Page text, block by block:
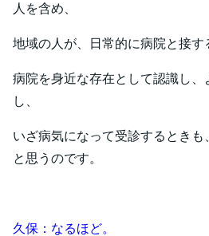
人を含め、
地域の人が、日常的に病院と接す
病院を身近な存在として認識し、
し、
いざ病気になって受診するとき
と思うのです。
久保：なるほど。